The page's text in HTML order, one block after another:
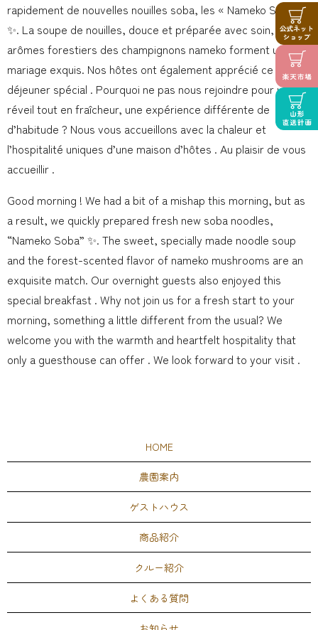
rapidement de nouvelles nouilles soba, les « Nameko Soba »
✨. La soupe de nouilles, douce et préparée avec soin, et les
arômes forestiers des champignons nameko forment un
mariage exquis. Nos hôtes ont également apprécié ce petit-
déjeuner spécial . Pourquoi ne pas nous rejoindre pour un
réveil tout en fraîcheur, une expérience différente de
d’habitude ? Nous vous accueillons avec la chaleur et
l’hospitalité uniques d’une maison d’hôtes . Au plaisir de vous
accueillir .
Good morning ! We had a bit of a mishap this morning, but as
a result, we quickly prepared fresh new soba noodles,
“Nameko Soba” ✨. The sweet, specially made noodle soup
and the forest-scented flavor of nameko mushrooms are an
exquisite match. Our overnight guests also enjoyed this
special breakfast . Why not join us for a fresh start to your
morning, something a little different from the usual? We
welcome you with the warmth and heartfelt hospitality that
only a guesthouse can offer . We look forward to your visit .
HOME
農園案内
ゲストハウス
商品紹介
クルー紹介
よくある質問